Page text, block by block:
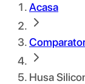
Acasa
Husa